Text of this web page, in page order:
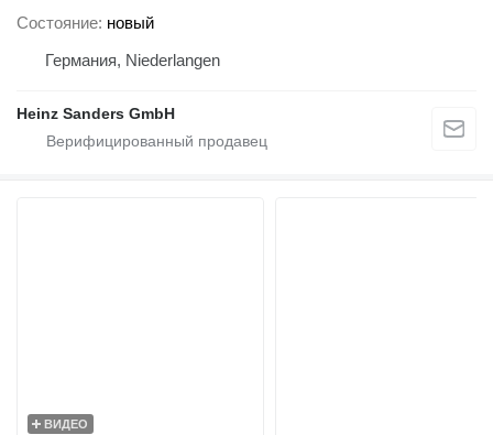
Состояние новый
Германия, Niederlangen
Heinz Sanders GmbH
ВИДЕО